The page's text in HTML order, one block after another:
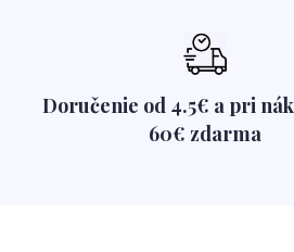
Doručenie od 4.5€ a pri
60€ zdarma